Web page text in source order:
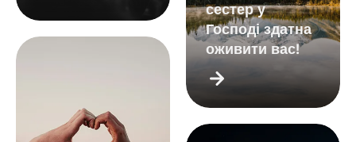
сестер у
Господі здатна
оживити вас!